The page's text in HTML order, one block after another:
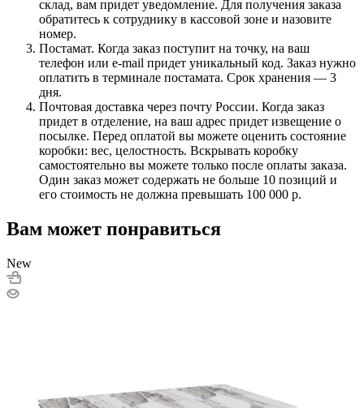
склад, вам придет уведомление. Для получения заказа
обратитесь к сотруднику в кассовой зоне и назовите
номер.
Постамат. Когда заказ поступит на точку, на ваш
телефон или e-mail придет уникальный код. Заказ нужно
оплатить в терминале постамата. Срок хранения — 3
дня.
Почтовая доставка через почту России. Когда заказ
придет в отделение, на ваш адрес придет извещение о
посылке. Перед оплатой вы можете оценить состояние
коробки: вес, целостность. Вскрывать коробку
самостоятельно вы можете только после оплаты заказа.
Один заказ может содержать не больше 10 позиций и
его стоимость не должна превышать 100 000 р.
Вам может понравиться
New